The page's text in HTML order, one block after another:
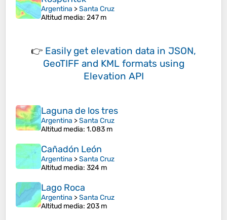
Argentina >Santa Cruz
Altitud media: 247 m
👉 Easily get elevation data in JSON,
GeoTIFF and KML formats using
Elevation API
Laguna de los tres
Argentina >Santa Cruz
Altitud media: 1.083 m
Cañadón León
Argentina >Santa Cruz
Altitud media: 324 m
Lago Roca
Argentina >Santa Cruz
Altitud media: 203 m